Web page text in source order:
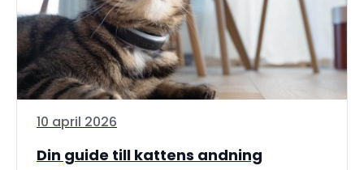
10 april 2026
Din guide till kattens andning